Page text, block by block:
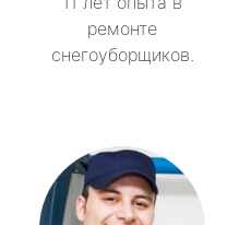
ремонте
снегоуборщиков.